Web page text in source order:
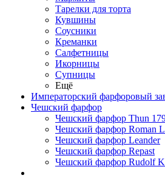
Тарелки для торта
Кувшины
Соусники
Креманки
Салфетницы
Икорницы
Супницы
Ещё
Императорский фарфоровый
Чешский фарфор
Чешский фарфор Thun
Чешский фарфор Roman
Чешский фарфор Leander
Чешский фарфор Repast
Чешский фарфор Rudolf